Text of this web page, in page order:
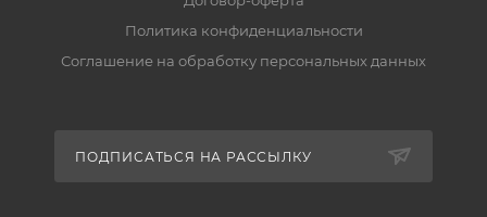
— в разделе «Гарантия и возврат».
Политика конфиденциальности
Соглашение на обработку персональных данных
ПОДПИСАТЬСЯ НА РАССЫЛКУ